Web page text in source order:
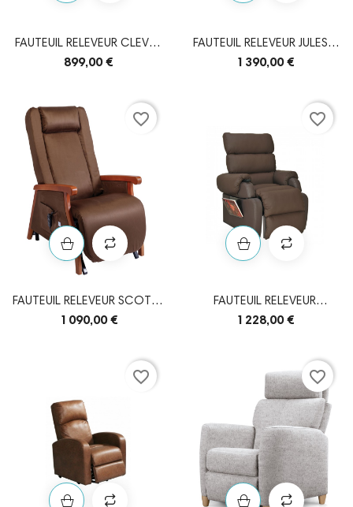
FAUTEUIL RELEVEUR CLEVER
2 MOTEURS
899,00 €
FAUTEUIL RELEVEUR JULES 2
MOTEURS MÉDOC
1 390,00 €
FAUTEUIL RELEVEUR SCOTTY
2 MOTEURS
1 090,00 €
favorite_border
FAUTEUIL RELEVEUR
COCOON 2 MOTEURS
1 228,00 €
favorite_border
favorite_border favorite_border